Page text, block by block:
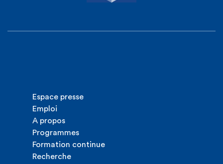
Espace presse
Emploi
A propos
Programmes
Formation continue
Recherche